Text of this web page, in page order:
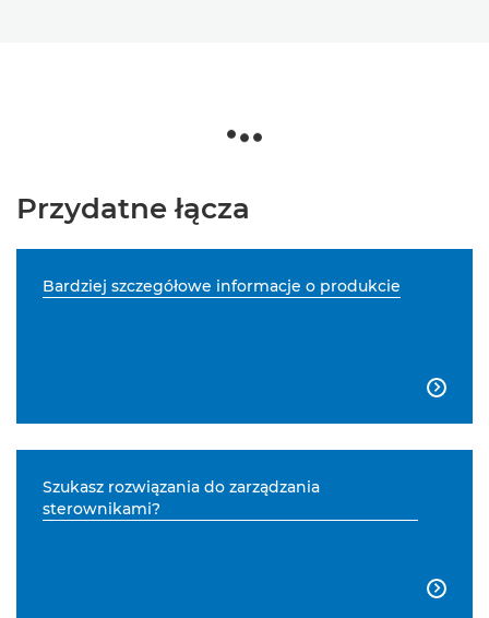
Przydatne łącza
Bardziej szczegółowe informacje o produkcie

Szukasz rozwiązania do zarządzania
sterownikami?
